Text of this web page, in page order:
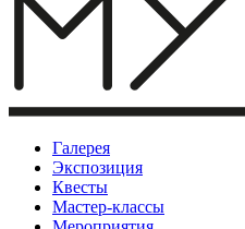
Галерея
Экспозиция
Квесты
Мастер-классы